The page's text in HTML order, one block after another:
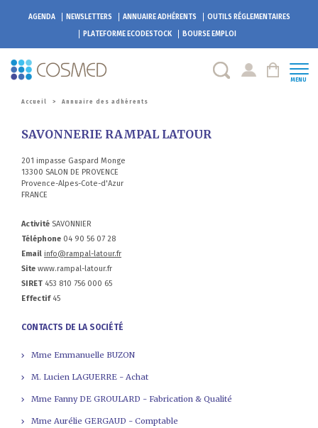
AGENDA NEWSLETTERS ANNUAIRE ADHÉRENTS
OUTILS RÉGLEMENTAIRES
PLATEFORMEECODESTOCK BOURSE EMPLOI
MENU
Accueil > Annuaire des adhérents
SAVONNERIE RAMPAL LATOUR
201 impasse Gaspard Monge
13300 SALON DE PROVENCE
Provence-Alpes-Cote-d'Azur
FRANCE
Activité SAVONNIER
Téléphone 04 90 56 07 28
Email info@rampal-latour.fr
Site www.rampal-latour.fr
SIRET 453 810 756 000 65
Effectif45
CONTACTS DE LA SOCIÉTÉ
Mme Emmanuelle BUZON
M. Lucien LAGUERRE - Achat
Mme Fanny DE GROULARD - Fabrication & Qualité
Mme Aurélie GERGAUD - Comptable